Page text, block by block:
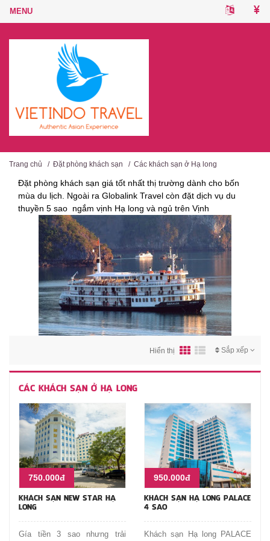
Trang chủ / Đặt phòng khách sạn / Các khách sạn ở Hạ long
Đặt phòng khách sạn giá tốt nhất thị trường dành cho bốn
mùa du lịch. Ngoài ra Globalink Travel còn đặt dịch vụ du
thuyền 5 sao ngắm vịnh Hạ long và ngủ trên Vịnh
Sắp xếp
Hiển thị
CÁC KHÁCH SẠN Ở HẠ LONG
750.000đ
KHÁCH SẠN NEW STAR HẠ
LONG
Gía tiền 3 sao nhưng trải
950.000đ
KHÁCH SẠN HẠ LONG PALACE
4 SAO
Khách sạn Hạ long PALACE